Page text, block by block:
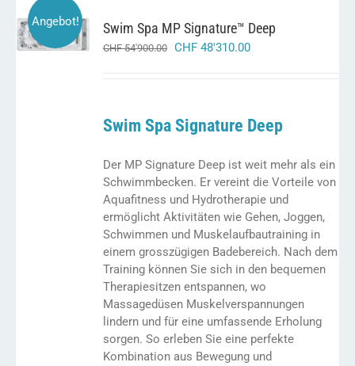
Angebot!
IN DEN
WARENKORB
Swim Spa MP Signature™ Deep
CHF54'900.00 ursprünglicher
CHF 48'310.00aktueller
Swim Spa Signature Deep
Der MP Signature Deep ist weit mehr als ein
Schwimmbecken. Er vereint die Vorteile von
Aquafitness und Hydrotherapie und
ermöglicht Aktivitäten wie Gehen, Joggen,
Schwimmen und Muskelaufbautraining in
einem grosszügigen Badebereich. Nach dem
Training können Sie sich in den bequemen
Therapiesitzen entspannen, wo
Massagedüsen Muskelverspannungen
lindern und für eine umfassende Erholung
sorgen. So erleben Sie eine perfekte
Kombination aus Bewegung und